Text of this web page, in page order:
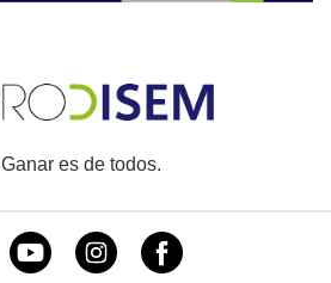
Ganar es de todos.